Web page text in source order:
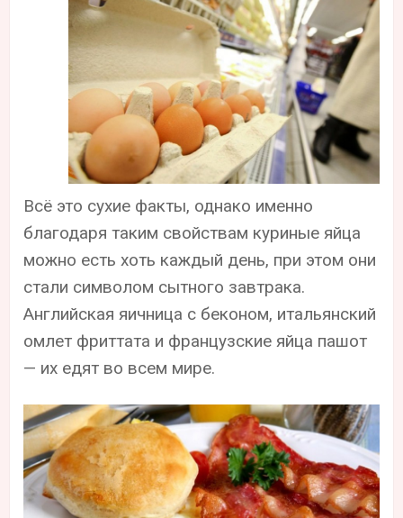
Всё это сухие факты, однако именно
благодаря таким свойствам куриные яйца
можно есть хоть каждый день, при этом они
стали символом сытного завтрака.
Английская яичница с беконом, итальянский
омлет фриттата и французские яйца пашот
— их едят во всем мире.